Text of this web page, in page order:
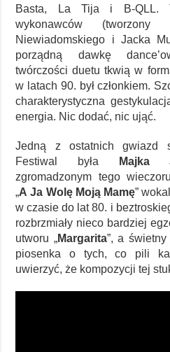
Basta, La Tija i B-QLL.
wykonawców
Niewiadomskiego i Jacka
porządną dawkę
twórczości duetu tkwią w
w latach 90. był członkiem.
charakterystyczna
energia. Nic dodać, nic ująć.
Jedną z ostatnich gwiazd
Festiwal była
Majka
zgromadzonym tego
„A Ja Wolę Moją Mamę”
w czasie do lat 80. i
rozbrzmiały nieco bardziej
utworu „Margarita”, a świetny
piosenka o tych, co pili
uwierzyć, że kompozycji tej